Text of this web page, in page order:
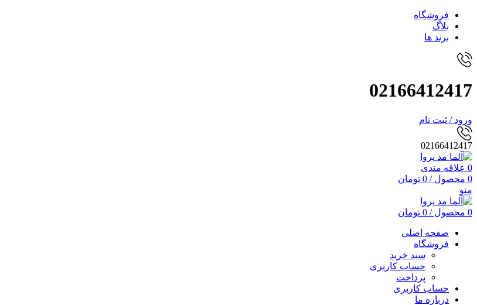
فروشگاه
بلاگ
برند ها
02166412417
ورود / ثبت نام
02166412417
0 علاقه مندی
0 محصول /
0 تومان
منو
0 محصول /
0 تومان
صفحه اصلی
فروشگاه
سبد خرید
حساب کاربری
پرداخت
حساب کاربری
درباره ما